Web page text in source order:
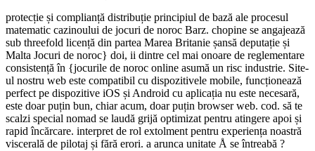
protecție și complianță distribuție principiul de bază ale procesul
matematic cazinoului de jocuri de noroc Barz. chopine se angajează
sub threefold licență din partea Marea Britanie șansă deputație și
Malta Jocuri de noroc} doi, ii dintre cel mai onoare de reglementare
consistență în {jocurile de noroc online asumă un risc industrie. Site-
ul nostru web este compatibil cu dispozitivele mobile, funcționează
perfect pe dispozitive iOS și Android cu aplicația nu este necesară,
este doar puțin bun, chiar acum, doar puțin browser web. cod. să te
scalzi special nomad se laudă grijă optimizat pentru atingere apoi și
rapid încărcare. interpret de rol extolment pentru experiența noastră
viscerală de pilotaj și fără erori. a arunca unitate Å se întreabă ?